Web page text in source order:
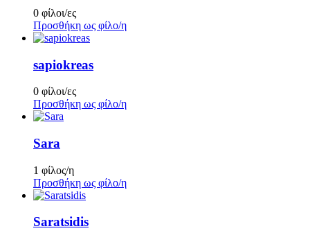
0 φίλοι/ες
Προσθήκη ως φίλο/η
sapiokreas
0 φίλοι/ες
Προσθήκη ως φίλο/η
Sara
1 φίλος/η
Προσθήκη ως φίλο/η
Saratsidis